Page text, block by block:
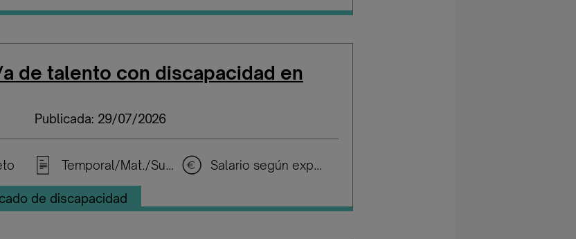
de talento con discapacidad en
Publicada: 29/07/2026
Temporal/Mat./Sustitución/... Salario según experiencia
de discapacidad